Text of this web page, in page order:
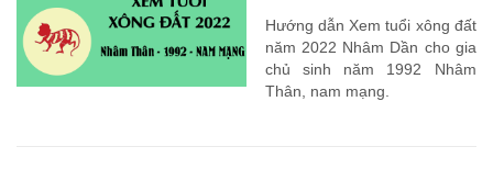
Hướng dẫn Xem tuổi xông đất
năm 2022 Nhâm Dần cho gia
chủ sinh năm 1992 Nhâm
Thân, nam mạng.